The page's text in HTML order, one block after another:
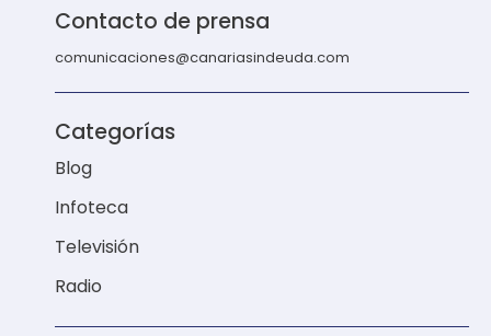
Contacto de prensa
comunicaciones@canariasindeuda.com
Categorías
Blog
Infoteca
Televisión
Radio